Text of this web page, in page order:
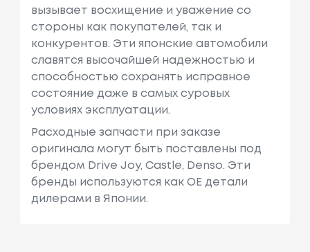
вызывает восхищение и уважение со
стороны как покупателей, так и
конкурентов. Эти японские автомобили
славятся высочайшей надежностью и
способностью сохранять исправное
состояние даже в самых суровых
условиях эксплуатации.
Расходные запчасти при заказе
оригинала могут быть поставлены под
брендом Drive Joy, Castle, Denso. Эти
бренды используются как ОЕ детали
дилерами в Японии.